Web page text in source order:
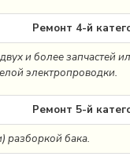
Ремонт 4-й
и более запчастей
электропроводки.
Ремонт 5-й
разборкой бака.